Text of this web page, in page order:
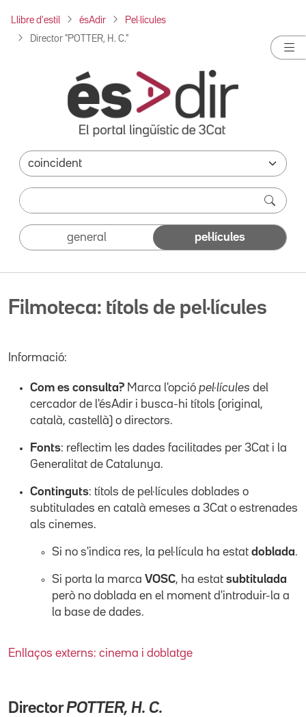
Llibre d'estil ésAdir Pel·lícules
Director "POTTER, H. C."
general pel·lícules
Filmoteca: títols de pel·lícules
Informació:
Com es consulta? Marca l'opció pel·lícules del
cercador de l'ésAdir i busca-hi títols (original,
català, castellà) o directors.
Fonts: reflectim les dades facilitades per 3Cat i la
Generalitat de Catalunya.
Continguts: títols de pel·lícules doblades o
subtitulades en català emeses a 3Cat o estrenades
als cinemes.
Si no s'indica res, la pel·lícula ha estat doblada.
Si porta la marca VOSC, ha estat subtitulada
però no doblada en el moment d'introduir-la a
la base de dades.
Enllaços externs: cinema i doblatge
DirectorPOTTER, H. C.